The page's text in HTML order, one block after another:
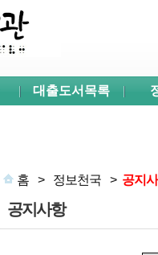
대출도서목록
홈 > 정보천국 > 공지
공지사항